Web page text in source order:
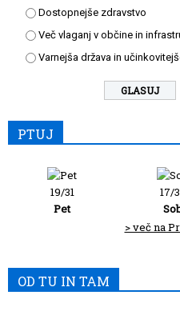
Dostopnejše zdravstvo
Več vlaganj v občine in
Varnejša država in
PTUJ
19/31
Pet
17/
> več na
OD TU IN TAM